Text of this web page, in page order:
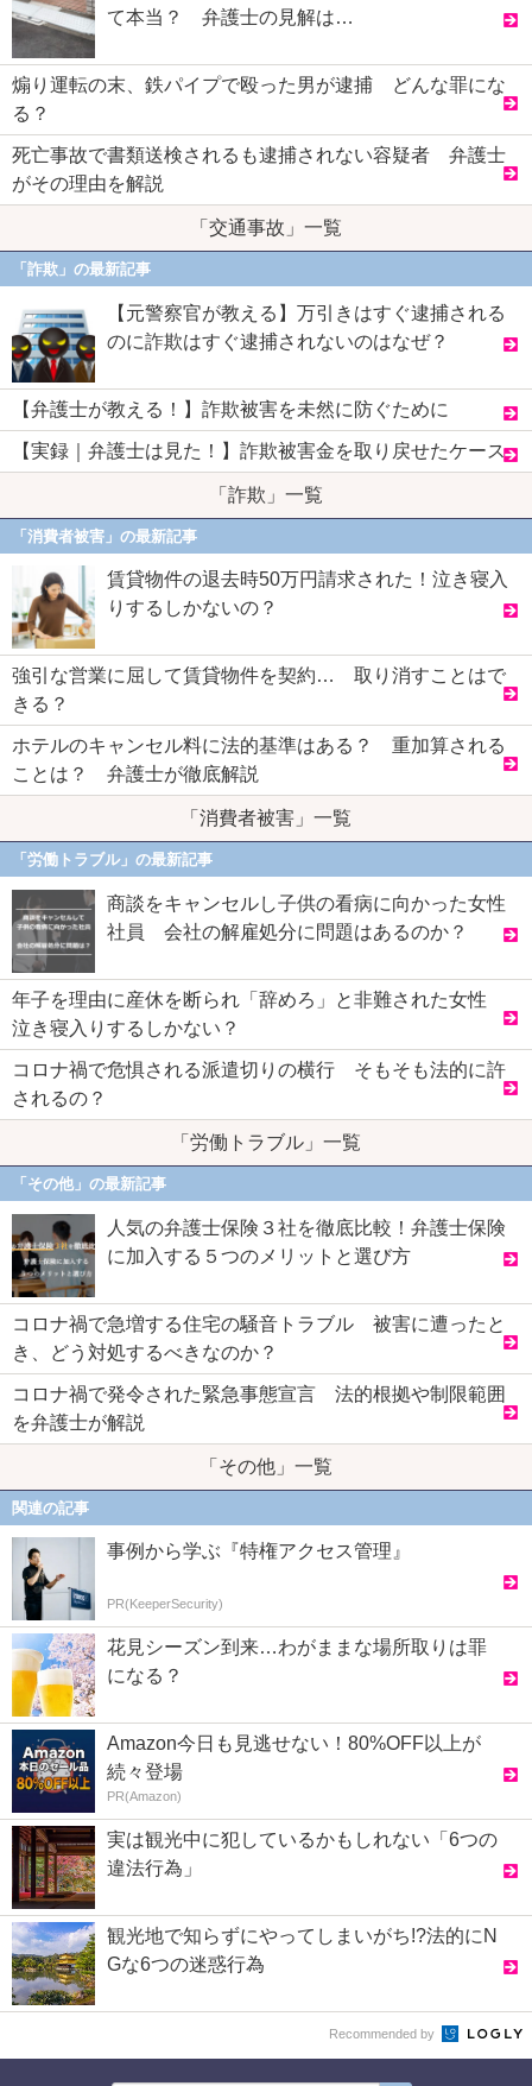
て本当？ 弁護士の見解は…
煽り運転の末、鉄パイプで殴った男が逮捕 どんな罪にな
る？
死亡事故で書類送検されるも逮捕されない容疑者 弁護士
がその理由を解説
「交通事故」一覧
「詐欺」の最新記事
【元警察官が教える】万引きはすぐ逮捕される
のに詐欺はすぐ逮捕されないのはなぜ？
【弁護士が教える！】詐欺被害を未然に防ぐために
【実録｜弁護士は見た！】詐欺被害金を取り戻せたケース
「詐欺」一覧
「消費者被害」の最新記事
賃貸物件の退去時50万円請求された！泣き寝入
りするしかないの？
強引な営業に屈して賃貸物件を契約… 取り消すことはで
きる？
ホテルのキャンセル料に法的基準はある？ 重加算される
ことは？ 弁護士が徹底解説
「消費者被害」一覧
「労働トラブル」の最新記事
商談をキャンセルし子供の看病に向かった女性
社員 会社の解雇処分に問題はあるのか？
年子を理由に産休を断られ「辞めろ」と非難された女性
泣き寝入りするしかない？
コロナ禍で危惧される派遣切りの横行 そもそも法的に許
されるの？
「労働トラブル」一覧
「その他」の最新記事
人気の弁護士保険３社を徹底比較！弁護士保険
に加入する５つのメリットと選び方
コロナ禍で急増する住宅の騒音トラブル 被害に遭ったと
き、どう対処するべきなのか？
コロナ禍で発令された緊急事態宣言 法的根拠や制限範囲
を弁護士が解説
「その他」一覧
関連の記事
事例から学ぶ『特権アクセス管理』
PR(KeeperSecurity)
花見シーズン到来…わがままな場所取りは罪
になる？
Amazon今日も見逃せない！80%OFF以上が
続々登場
PR(Amazon)
実は観光中に犯しているかもしれない「6つの
違法行為」
観光地で知らずにやってしまいがち!?法的にN
Gな6つの迷惑行為
Recommended by